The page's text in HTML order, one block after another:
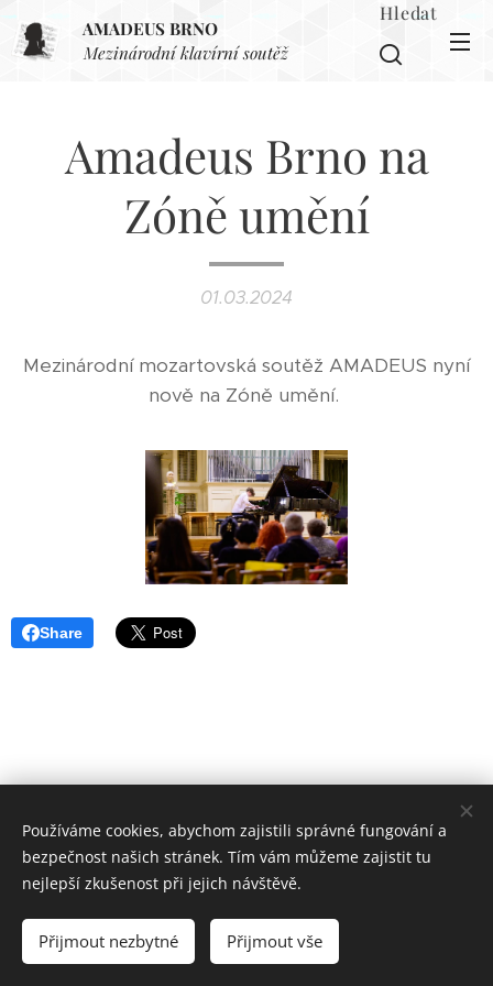
AMADEUS BRNO
Mezinárodní klavírní soutěž
Hledat
Amadeus Brno na
Zóně umění
01.03.2024
Mezinárodní mozartovská soutěž AMADEUS nyní
nově na Zóně umění.
Share
2024 Vladimír Halíček
Cookies
Jazyky
Čeština
English Polski 中文（简体）
Používáme cookies, abychom zajistili správné fungování a
bezpečnost našich stránek. Tím vám můžeme zajistit tu
nejlepší zkušenost při jejich návštěvě.
Přijmout nezbytné Přijmout vše